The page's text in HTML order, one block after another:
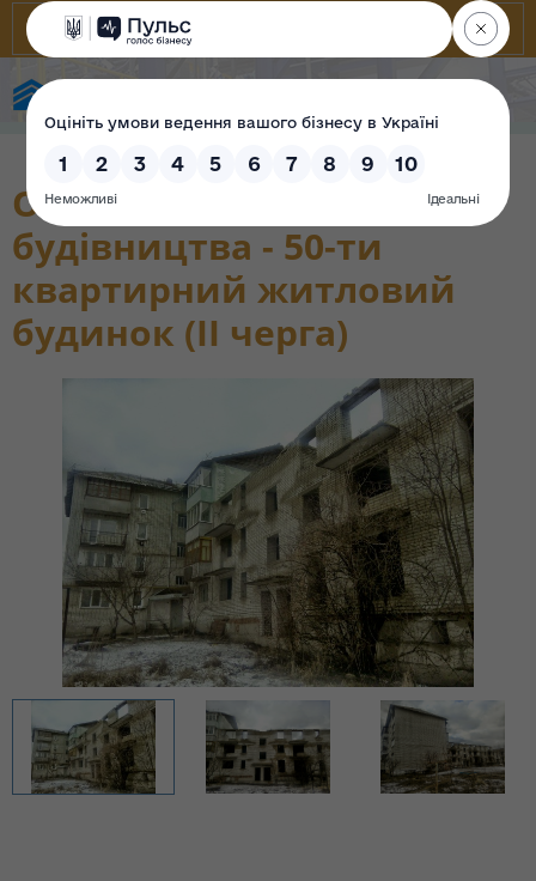
Об'єкт незавершеного
будівництва - 50-ти
квартирний житловий
будинок (ІІ черга)